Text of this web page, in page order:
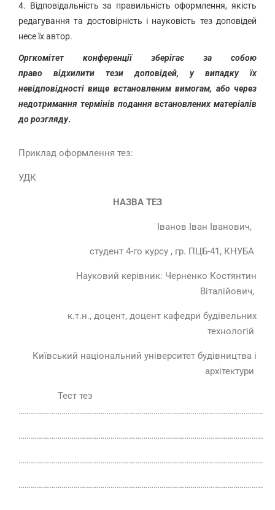
4. Відповідальність за правильність оформлення, якість
редагування та достовірність і науковість тез доповідей
несе їх автор.
Оргкомітет конференціїзберігає за собою
право відхилити тези доповідей, у випадку їх
невідповідності вище встановленим вимогам, або через
недотримання термінів подання встановлених матеріалів
до розгляду.
Приклад оформлення тез:
УДК
НАЗВА ТЕЗ
Іванов Іван Іванович,
студент 4-го курсу , гр. ПЦБ-41, КНУБА
Науковий керівник: Черненко Костянтин
Віталійович,
к.т.н., доцент, доцент кафедри будівельних
технологій
Київський національний університет будівництва і
архітектури
Тест тез